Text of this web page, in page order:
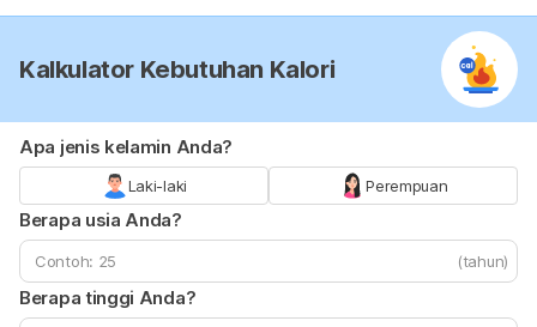
Kalkulator Kebutuhan Kalori
Apa jenis kelamin Anda?
Laki-laki Perempuan
Berapa usia Anda?
(tahun)
Berapa tinggi Anda?